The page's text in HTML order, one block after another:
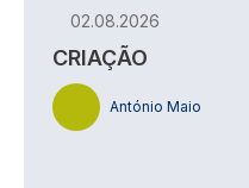
02.08.2026
CRIAÇÃO
António Maio